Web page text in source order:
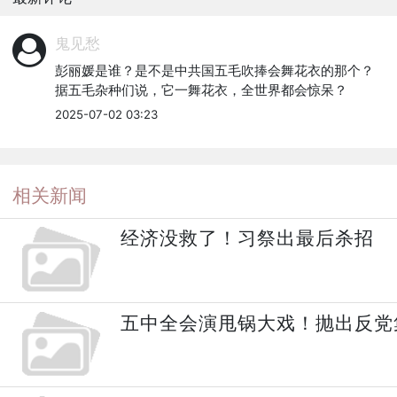
鬼见愁
彭丽媛是谁？是不是中共国五毛吹捧会舞花衣的那个？
据五毛杂种们说，它一舞花衣，全世界都会惊呆？
2025-07-02 03:23
相关新闻
经济没救了！习祭出最后杀招
五中全会演甩锅大戏！抛出反